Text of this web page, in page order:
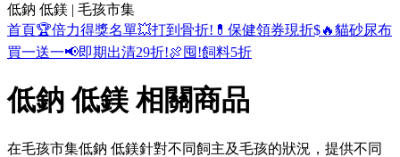
低鈉 低鎂 | 毛孩市集
首頁🏆倍力得獎名單💥打到骨折! 💊保健領券現折$🔥貓砂尿布
買一送一📢即期出清29折!🍖囤!飼料5折
低鈉 低鎂 相關商品
在毛孩市集低鈉 低鎂針對不同飼主及毛孩的狀況，提供不同